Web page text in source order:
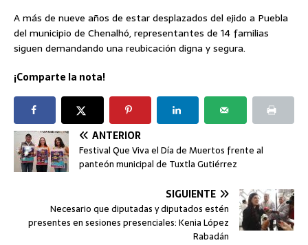
A más de nueve años de estar desplazados del ejido a Puebla
del municipio de Chenalhó, representantes de 14 familias
siguen demandando una reubicación digna y segura.
¡Comparte la nota!
ANTERIOR
Festival Que Viva el Día de Muertos frente al
panteón municipal de Tuxtla Gutiérrez
SIGUIENTE
Necesario que diputadas y diputados estén
presentes en sesiones presenciales: Kenia López
Rabadán